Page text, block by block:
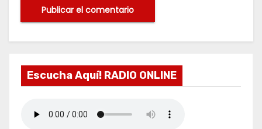
Escucha Aquí! RADIO ONLINE